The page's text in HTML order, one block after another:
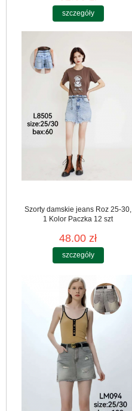
szczegóły
Szorty damskie jeans Roz 25-30,
1 Kolor Paczka 12 szt
48.00 zł
szczegóły